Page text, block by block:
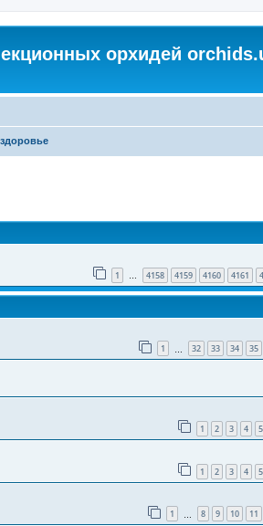
орхидей
1 … 4158 4159 4160 4161
1 32 33 34 35
1 2 3 4 5
1 2 3 4 5
1 8 9 10 11